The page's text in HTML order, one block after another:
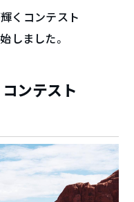
くコンテスト
しました。
ンテスト